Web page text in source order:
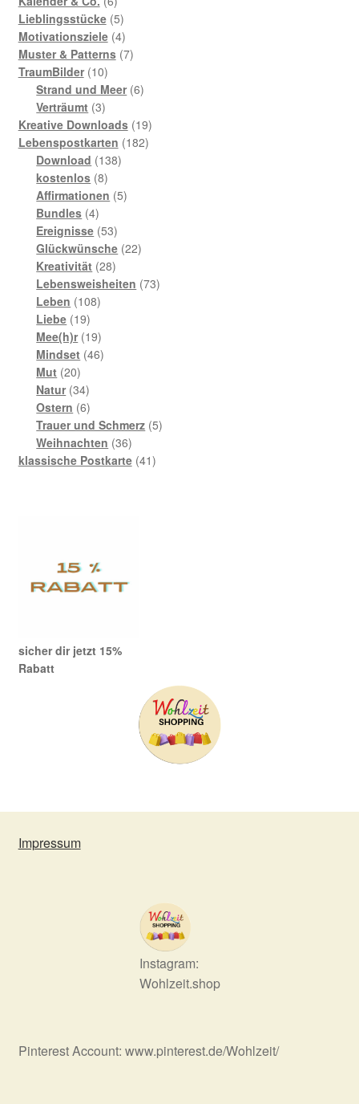
Produkte
Lieblingsstücke 55
Produkte
Motivationsziele 44
Produkte
Muster & Patterns 77
TraumBilder 1010
Produkte
Strand und Meer 66
Verträumt 33
Produkte
Kreative Downloads 1919
Produkte
Lebenspostkarten 182182
Download 138138
kostenlos 88
Produkte
Affirmationen 55
Bundles 44
Produkte
Ereignisse 5353
Produkte
Glückwünsche 2222
Kreativität 2828
Produkte
Lebensweisheiten 7373
Leben 108108
Liebe 1919
Produkte
Mee(h)r 1919
Produkte
Mindset 4646
Mut 2020
Produkte
Natur 3434
Produkte
Ostern 66
Produkte
Trauer und Schmerz 55
Weihnachten 3636
Produkte
klassische Postkarte 4141
sicher dir jetzt 15%
Rabatt
Impressum
Instagram:
Wohlzeit.shop
Pinterest Account: www.pinterest.de/Wohlzeit/